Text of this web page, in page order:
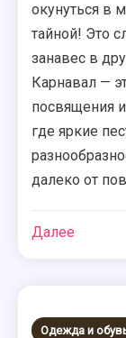
окунуться в
тайной! Это
занавес в
Карнавал —
посвящения
где яркие
далеко от
Далее
Одежда и